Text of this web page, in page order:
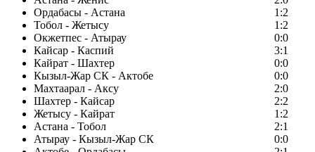
Ордабасы - Астана
1:2
Тобол - Жетысу
1:2
Окжетпес - Атырау
0:0
Кайсар - Каспий
3:1
Кайрат - Шахтер
0:0
Кызыл-Жар СК - Актобе
0:0
Махтаарал - Аксу
2:0
Шахтер - Кайсар
2:2
Жетысу - Кайрат
1:2
Астана - Тобол
2:1
Атырау - Кызыл-Жар СК
0:0